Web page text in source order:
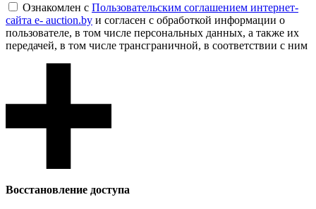
Ознакомлен с Пользовательским соглашением интернет-
сайта e- auction.by и согласен с обработкой информации о
пользователе, в том числе персональных данных, а также их
передачей, в том числе трансграничной, в соответствии с ним
Восcтановление доступа